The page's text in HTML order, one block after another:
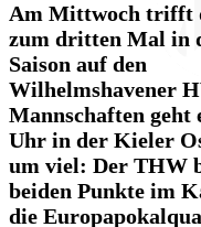
Am Mittwoch trifft
zum dritten Mal in
Saison auf den
Wilhelmshavener
Mannschaften geht
Uhr in der Kieler
um viel: Der THW
beiden Punkte im
die